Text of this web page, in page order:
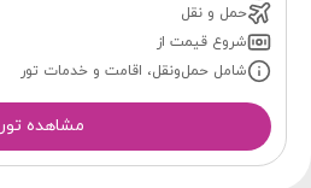
حمل و نقل
شروع قیمت از
شامل حمل‌ونقل، اقامت و خدمات تور
مشاهده تور